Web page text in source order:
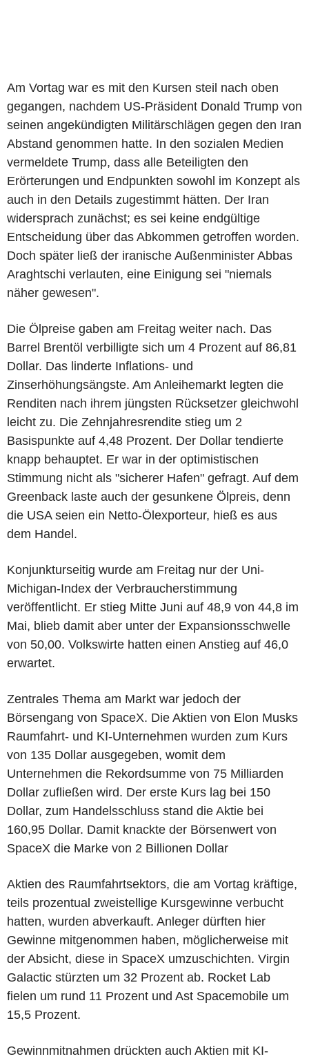
Am Vortag war es mit den Kursen steil nach oben
gegangen, nachdem US-Präsident Donald Trump von
seinen angekündigten Militärschlägen gegen den Iran
Abstand genommen hatte. In den sozialen Medien
vermeldete Trump, dass alle Beteiligten den
Erörterungen und Endpunkten sowohl im Konzept als
auch in den Details zugestimmt hätten. Der Iran
widersprach zunächst; es sei keine endgültige
Entscheidung über das Abkommen getroffen worden.
Doch später ließ der iranische Außenminister Abbas
Araghtschi verlauten, eine Einigung sei "niemals
näher gewesen".
Die Ölpreise gaben am Freitag weiter nach. Das
Barrel Brentöl verbilligte sich um 4 Prozent auf 86,81
Dollar. Das linderte Inflations- und
Zinserhöhungsängste. Am Anleihemarkt legten die
Renditen nach ihrem jüngsten Rücksetzer gleichwohl
leicht zu. Die Zehnjahresrendite stieg um 2
Basispunkte auf 4,48 Prozent. Der Dollar tendierte
knapp behauptet. Er war in der optimistischen
Stimmung nicht als "sicherer Hafen" gefragt. Auf dem
Greenback laste auch der gesunkene Ölpreis, denn
die USA seien ein Netto-Ölexporteur, hieß es aus
dem Handel.
Konjunkturseitig wurde am Freitag nur der Uni-
Michigan-Index der Verbraucherstimmung
veröffentlicht. Er stieg Mitte Juni auf 48,9 von 44,8 im
Mai, blieb damit aber unter der Expansionsschwelle
von 50,00. Volkswirte hatten einen Anstieg auf 46,0
erwartet.
Zentrales Thema am Markt war jedoch der
Börsengang von SpaceX. Die Aktien von Elon Musks
Raumfahrt- und KI-Unternehmen wurden zum Kurs
von 135 Dollar ausgegeben, womit dem
Unternehmen die Rekordsumme von 75 Milliarden
Dollar zufließen wird. Der erste Kurs lag bei 150
Dollar, zum Handelsschluss stand die Aktie bei
160,95 Dollar. Damit knackte der Börsenwert von
SpaceX die Marke von 2 Billionen Dollar
Aktien des Raumfahrtsektors, die am Vortag kräftige,
teils prozentual zweistellige Kursgewinne verbucht
hatten, wurden abverkauft. Anleger dürften hier
Gewinne mitgenommen haben, möglicherweise mit
der Absicht, diese in SpaceX umzuschichten. Virgin
Galactic stürzten um 32 Prozent ab. Rocket Lab
fielen um rund 11 Prozent und Ast Spacemobile um
15,5 Prozent.
Gewinnmitnahmen drückten auch Aktien mit KI-